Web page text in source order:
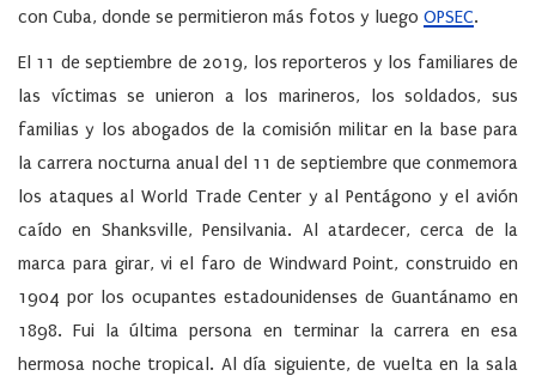
con Cuba, donde se permitieron más fotos y luego OPSEC.
El 11 de septiembre de 2019, los reporteros y los familiares de
las víctimas se unieron a los marineros, los soldados, sus
familias y los abogados de la comisión militar en la base para
la carrera nocturna anual del 11 de septiembre que conmemora
los ataques al World Trade Center y al Pentágono y el avión
caído en Shanksville, Pensilvania. Al atardecer, cerca de la
marca para girar, vi el faro de Windward Point, construido en
1904 por los ocupantes estadounidenses de Guantánamo en
1898. Fui la última persona en terminar la carrera en esa
hermosa noche tropical. Al día siguiente, de vuelta en la sala